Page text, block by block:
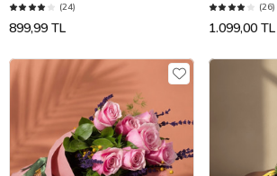
(24)
899,99 TL
(26)
1.099,00 TL